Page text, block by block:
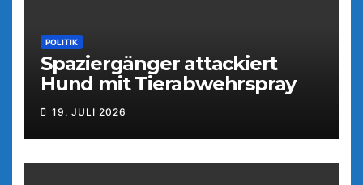
POLITIK
Spaziergänger attackiert
Hund mit Tierabwehrspray
19. JULI 2026